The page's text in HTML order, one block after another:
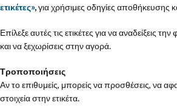
ετικέτες»,για χρήσιμες οδηγίες αποθήκευσης
Επίλεξε αυτές τις ετικέτες για να αναδείξεις
και να ξεχωρίσεις στην αγορά.
Τροποποιήσεις
Αν το επιθυμείς, μπορείς να προσθέσεις, να
στοιχεία στην ετικέτα.